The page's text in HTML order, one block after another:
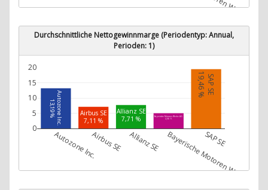
Durchschnittliche Nettogewinnmarge (Periodentyp: Annual,
Perioden: 1)
Autozone Inc.
13,19 % Airbus SE
7,11 %
Allianz SE
7,71 %
Bayerische Motoren Werke AG
4,98 %
SAP SE
19,46 %
Autozone Inc.Airbus SE Allianz SE Bayerische Motoren Werke AG
SAP SE
0
5
10
15
20